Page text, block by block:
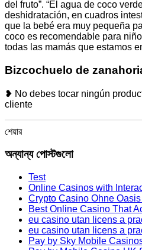
del fruto”. “El agua de coco
deshidratación, en cuadros
que la bebé era muy pequeña
coco es recomendable para
todas las mamás que estamos
Bizcochuelo de
❥ No debes tocar ningún
cliente
শেয়ার
অন্যান্য পোস্টগুলো
Test
Online Casinos with
Crypto Casino Ohne
Best Online Casino That
eu casino utan licens a
eu casino utan licens a
Pay by Sky Mobile